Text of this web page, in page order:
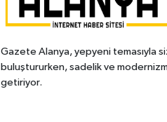
Gazete Alanya, yepyeni temasıyla
buluştururken, sadelik ve
getiriyor.